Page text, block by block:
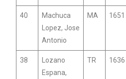
40
Machuca
Lopez, Jose
Antonio
MA 1651
38
Lozano
Espana,
TR 1636